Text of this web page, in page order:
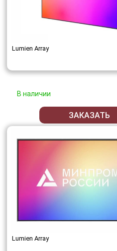
Lumien Array
В наличии
ЗАКАЗАТЬ
Lumien Array